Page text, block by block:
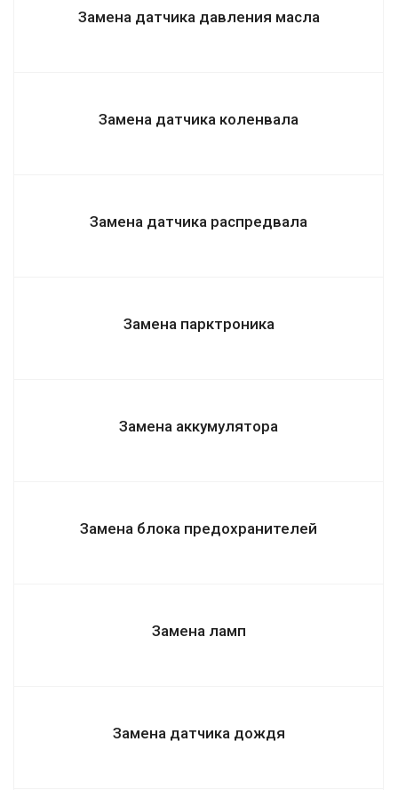
Замена датчика давления масла
Замена датчика коленвала
Замена датчика распредвала
Замена парктроника
Замена аккумулятора
Замена блока предохранителей
Замена ламп
Замена датчика дождя